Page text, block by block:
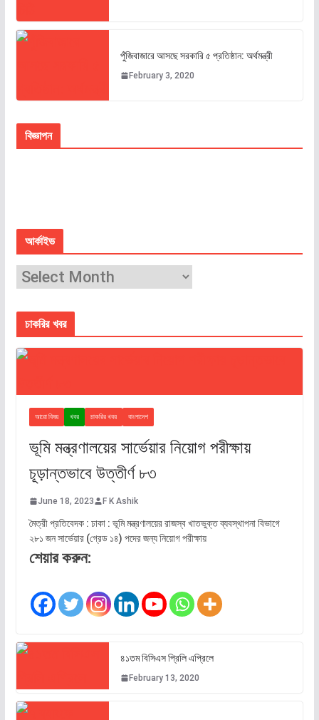
পুঁজিবাজারে আসছে সরকারি ৫ প্রতিষ্ঠান: অর্থমন্ত্রী
February 3, 2020
বিজ্ঞাপন
আর্কাইভ
চাকরির খবর
আরো বিষয় খবর চাকরির খবর বাংলাদেশ
ভূমি মন্ত্রণালয়ের সার্ভেয়ার নিয়োগ পরীক্ষায়
চূড়ান্তভাবে উত্তীর্ণ ৮৩
June 18, 2023 F K Ashik
মৈত্রী প্রতিবেদক : ঢাকা : ভূমি মন্ত্রণালয়ের রাজস্ব খাতভুক্ত ব্যবস্থাপনা বিভাগে
২৮১ জন সার্ভেয়ার (গ্রেড ১৪) পদের জন্য নিয়োগ পরীক্ষায়
শেয়ার করুন:
৪১তম বিসিএস প্রিলি এপ্রিলে
February 13, 2020